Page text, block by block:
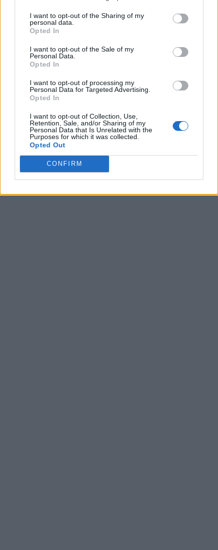
I want to opt-out of the Sharing of my
personal data.
Opted In
I want to opt-out of the Sale of my
Personal Data.
Opted In
I want to opt-out of processing my
Personal Data for Targeted Advertising.
Opted In
I want to opt-out of Collection, Use,
Retention, Sale, and/or Sharing of my
Personal Data that Is Unrelated with the
Purposes for which it was collected.
Opted Out
CONFIRM